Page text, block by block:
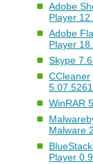
Adobe
Player
Adobe
Player
Skype
CCleaner
5.07.5261
WinRAR
Malware
Player